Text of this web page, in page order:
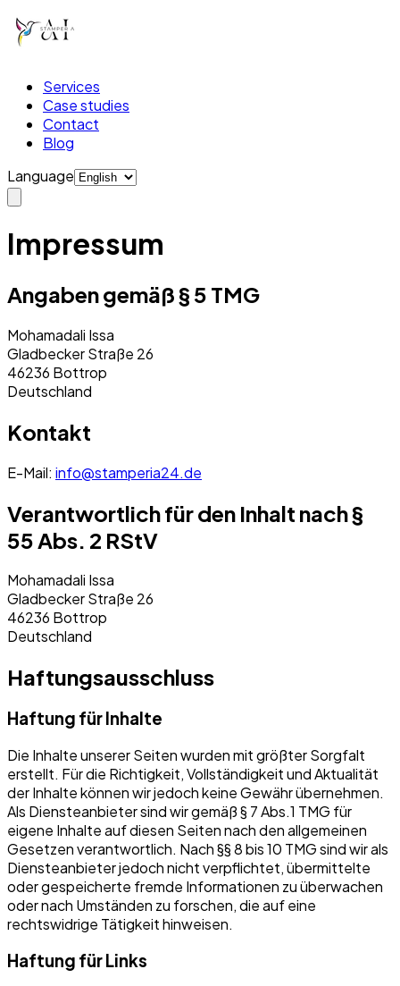
Services
Case studies
Contact
Blog
Language
Impressum
Angaben gemäß § 5 TMG
Mohamadali Issa
Gladbecker Straße 26
46236 Bottrop
Deutschland
Kontakt
E-Mail: info@stamperia24.de
Verantwortlich für den Inhalt nach §
55 Abs. 2 RStV
Mohamadali Issa
Gladbecker Straße 26
46236 Bottrop
Deutschland
Haftungsausschluss
Haftung für Inhalte
Die Inhalte unserer Seiten wurden mit größter Sorgfalt
erstellt. Für die Richtigkeit, Vollständigkeit und Aktualität
der Inhalte können wir jedoch keine Gewähr übernehmen.
Als Diensteanbieter sind wir gemäß § 7 Abs.1 TMG für
eigene Inhalte auf diesen Seiten nach den allgemeinen
Gesetzen verantwortlich. Nach §§ 8 bis 10 TMG sind wir als
Diensteanbieter jedoch nicht verpflichtet, übermittelte
oder gespeicherte fremde Informationen zu überwachen
oder nach Umständen zu forschen, die auf eine
rechtswidrige Tätigkeit hinweisen.
Haftung für Links